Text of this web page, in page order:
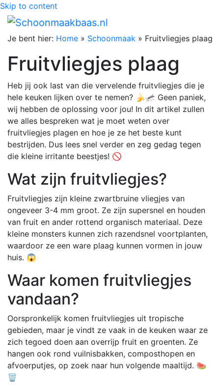
Skip to content
Je bent hier: Home » Schoonmaak » Fruitvliegjes plaag
Fruitvliegjes plaag
Heb jij ook last van die vervelende fruitvliegjes die je
hele keuken lijken over te nemen? 🍌🦟 Geen paniek,
wij hebben de oplossing voor jou! In dit artikel zullen
we alles bespreken wat je moet weten over
fruitvliegjes plagen en hoe je ze het beste kunt
bestrijden. Dus lees snel verder en zeg gedag tegen
die kleine irritante beestjes! 🚫
Wat zijn fruitvliegjes?
Fruitvliegjes zijn kleine zwartbruine vliegjes van
ongeveer 3-4 mm groot. Ze zijn supersnel en houden
van fruit en ander rottend organisch materiaal. Deze
kleine monsters kunnen zich razendsnel voortplanten,
waardoor ze een ware plaag kunnen vormen in jouw
huis. 😱
Waar komen fruitvliegjes
vandaan?
Oorspronkelijk komen fruitvliegjes uit tropische
gebieden, maar je vindt ze vaak in de keuken waar ze
zich tegoed doen aan overrijp fruit en groenten. Ze
hangen ook rond vuilnisbakken, composthopen en
afvoerputjes, op zoek naar hun volgende maaltijd. 🍉
🗑️